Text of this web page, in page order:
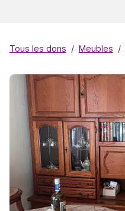
Tous les dons Meubles